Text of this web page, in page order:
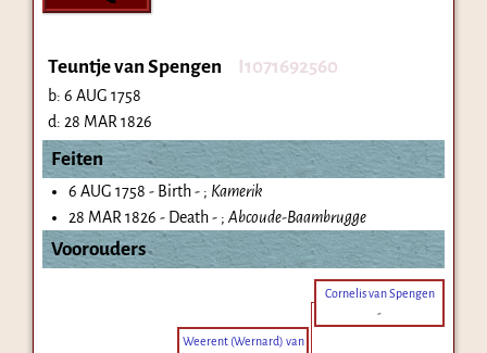
Teuntje van Spengen I1071692560
b: 6 AUG 1758
d: 28 MAR 1826
Feiten
6 AUG 1758 - Birth - ; Kamerik
28 MAR 1826 - Death - ; Abcoude-Baambrugge
Voorouders
Cornelis van Spengen
-
Weerent (Wernard) van